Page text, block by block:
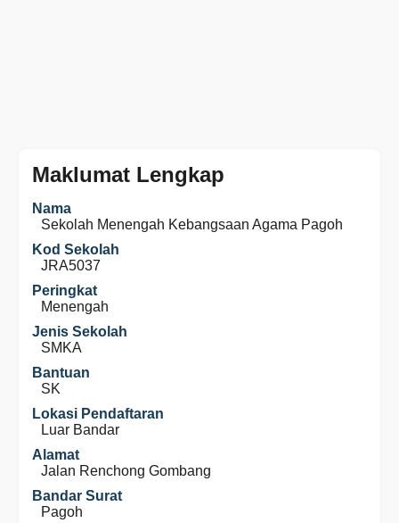
Maklumat Lengkap
Nama
Sekolah Menengah Kebangsaan Agama Pagoh
Kod Sekolah
JRA5037
Peringkat
Menengah
Jenis Sekolah
SMKA
Bantuan
SK
Lokasi Pendaftaran
Luar Bandar
Alamat
Jalan Renchong Gombang
Bandar Surat
Pagoh